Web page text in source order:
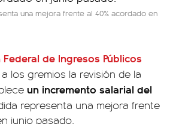
una mejora frente al 40% acordado en
de Ingresos Públicos
los gremios la revisión de la
un incremento salarial del
representa una mejora frente
junio pasado.